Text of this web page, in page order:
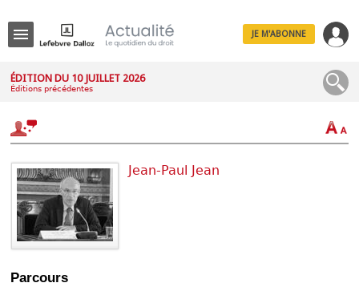
JE M'ABONNE
ÉDITION DU 10 JUILLET 2026
Éditions précédentes
Jean-Paul Jean
Parcours